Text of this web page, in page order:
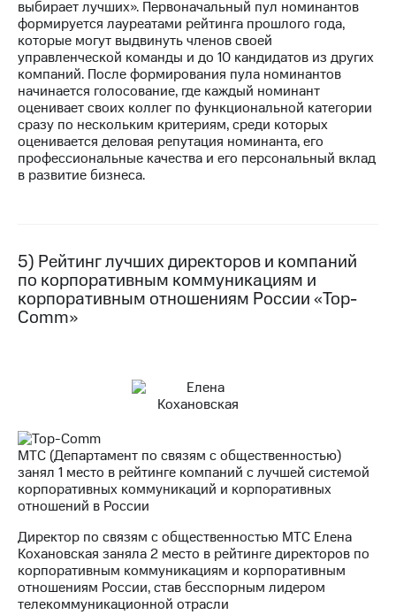
выбирает лучших». Первоначальный пул номинантов
формируется лауреатами рейтинга прошлого года,
которые могут выдвинуть членов своей
управленческой команды и до 10 кандидатов из других
компаний. После формирования пула номинантов
начинается голосование, где каждый номинант
оценивает своих коллег по функциональной категории
сразу по нескольким критериям, среди которых
оценивается деловая репутация номинанта, его
профессиональные качества и его персональный вклад
в развитие бизнеса.
5) Рейтинг лучших директоров и компаний
по корпоративным коммуникациям и
корпоративным отношениям России «Top-
Comm»
МТС (Департамент по связям с общественностью)
занял 1 место в рейтинге компаний с лучшей системой
корпоративных коммуникаций и корпоративных
отношений в России
Директор по связям с общественностью МТС Елена
Кохановская заняла 2 место в рейтинге директоров по
корпоративным коммуникациям и корпоративным
отношениям России, став бесспорным лидером
телекоммуникационной отрасли